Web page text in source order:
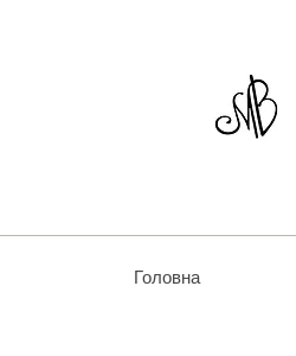
Головна